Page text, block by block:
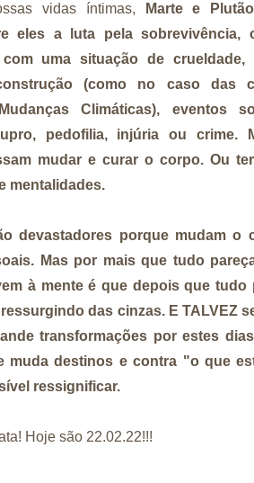
vidas íntimas,
Marte e
eles a luta pela sobrevivência,
uma situação de
(como no caso das
Climáticas), eventos
pedofilia, injúria ou crime.
mudar e curar o corpo. Ou
mentalidades.
devastadores porque mudam o
Mas por mais que tudo
à mente é que depois que tudo
das cinzas. E TALVEZ
transformações por estes
muda destinos e contra "o que
ressignificar.
Hoje são 22.02.22!!!